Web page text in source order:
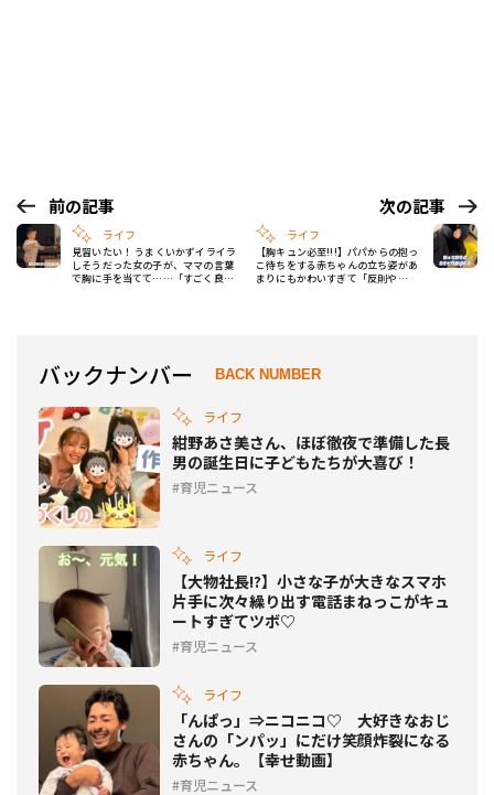
前の記事
ライフ
見習いたい！ うまくいかずイライラ
しそうだった女の子が、ママの言葉
で胸に手を当てて……「すごく良い
次の記事
ライフ
【胸キュン必至!!!】パパからの抱っ
こ待ちをする赤ちゃんの立ち姿があ
まりにもかわいすぎて「反則や
バックナンバー BACK NUMBER
ライフ
紺野あさ美さん、ほぼ徹夜で準備した長
男の誕生日に子どもたちが大喜び！
育児ニュース
ライフ
【大物社長!?】小さな子が大きなスマホ
片手に次々繰り出す電話まねっこがキュ
ートすぎてツボ♡
育児ニュース
ライフ
「んぱっ」⇒ニコニコ♡ 大好きなおじ
さんの「ンパッ」にだけ笑顔炸裂になる
赤ちゃん。【幸せ動画】
育児ニュース